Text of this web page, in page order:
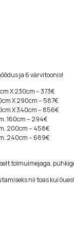
ja 6 värvitoonis!
X 230cm – 373€
X 290cm – 587€
X 340cm – 856€
160cm – 294€
200cm – 458€
240cm – 689€
tolmuimejaga,
nii toas kui õues!